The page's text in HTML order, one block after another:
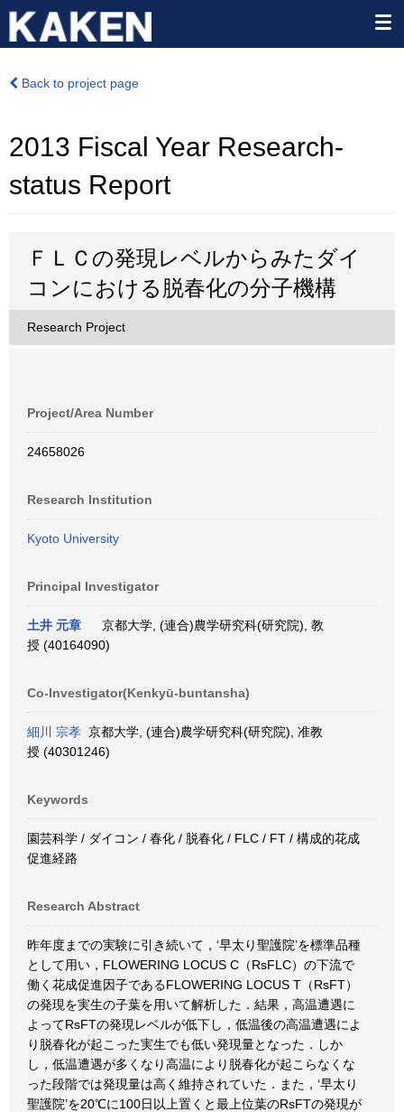
Back to project page
2013 Fiscal Year Research-
status Report
ＦＬＣの発現レベルからみたダイ
コンにおける脱春化の分子機構
Research Project
Project/Area Number
24658026
Research Institution
Kyoto University
Principal Investigator
土井 元章
京都大学, (連合)農学研究科(研究院), 教
授 (40164090)
Co-Investigator(Kenkyū-buntansha)
細川 宗孝 京都大学, (連合)農学研究科(研究院), 准教
授 (40301246)
Keywords
園芸科学 / ダイコン / 春化 / 脱春化 / FLC / FT / 構成的花成
促進経路
Research Abstract
昨年度までの実験に引き続いて，‘早太り聖護院’を標準品種
として用い，FLOWERING LOCUS C（RsFLC）の下流で
働く花成促進因子であるFLOWERING LOCUS T（RsFT）
の発現を実生の子葉を用いて解析した．結果，高温遭遇に
よってRsFTの発現レベルが低下し，低温後の高温遭遇によ
り脱春化が起こった実生でも低い発現量となった．しか
し，低温遭遇が多くなり高温により脱春化が起こらなくな
った段階では発現量は高く維持されていた．また，‘早太り
聖護院’を20℃に100日以上置くと最上位葉のRsFTの発現が